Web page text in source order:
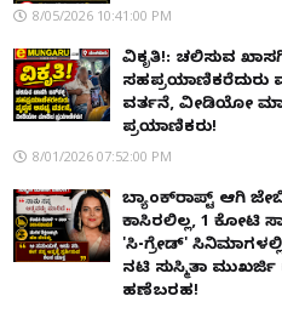
8/05/2026 10:41:00 PM
ವಿಕೃತಿ!: ಚಲಿಸುವ
ಸಹಪ್ರಯಾಣಿಕರೆದುರು
ವರ್ತನೆ, ವೀಡಿಯೋ
ಪ್ರಯಾಣಿಕರು!
8/01/2026 07:52:00 PM
ಬ್ಯಾಂಕ್‌ರಾಪ್ಟ್‌ ಆಗಿ
ಕಾಸಿರಲಿಲ್ಲ, ₹1 ಕೋಟಿ
'ಸಿ-ಗ್ರೇಡ್'
ನಟಿ ಸುಸ್ಮಿತಾ ಮುಖರ್ಜಿ
ಹಣೆಬರಹ!